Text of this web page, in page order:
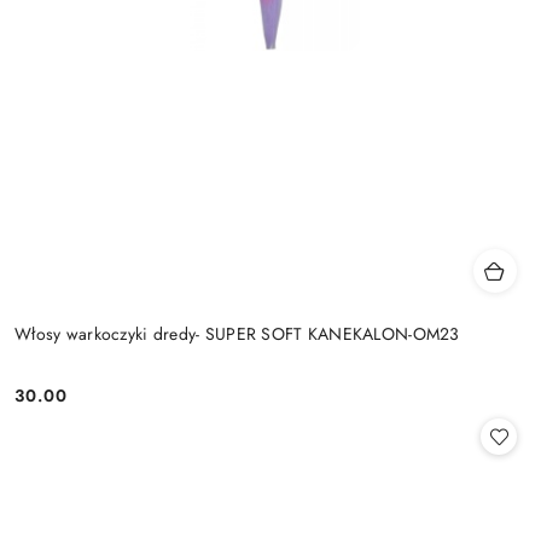
Włosy warkoczyki dredy- SUPER SOFT KANEKALON-OM23
Cena:
30.00